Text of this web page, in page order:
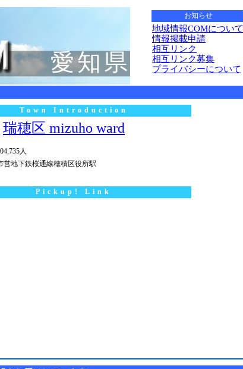
愛知県
お知らせ
地域情報COMについて
情報掲載申請
相互リンク
相互リンク募集
プライバシーについて
Town Introduction
瑞穂区 mizuho ward
人
営地下鉄桜通線穂積区役所駅
Pickup! Link